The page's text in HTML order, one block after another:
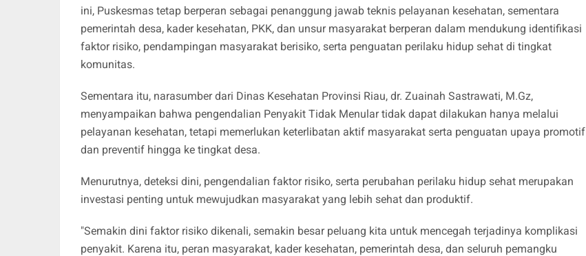
ini, Puskesmas tetap berperan sebagai penanggung jawab teknis pelayanan kesehatan, sementara
pemerintah desa, kader kesehatan, PKK, dan unsur masyarakat berperan dalam mendukung identifikasi
faktor risiko, pendampingan masyarakat berisiko, serta penguatan perilaku hidup sehat di tingkat
komunitas.
Sementara itu, narasumber dari Dinas Kesehatan Provinsi Riau, dr. Zuainah Sastrawati, M.Gz,
menyampaikan bahwa pengendalian Penyakit Tidak Menular tidak dapat dilakukan hanya melalui
pelayanan kesehatan, tetapi memerlukan keterlibatan aktif masyarakat serta penguatan upaya promotif
dan preventif hingga ke tingkat desa.
Menurutnya, deteksi dini, pengendalian faktor risiko, serta perubahan perilaku hidup sehat merupakan
investasi penting untuk mewujudkan masyarakat yang lebih sehat dan produktif.
"Semakin dini faktor risiko dikenali, semakin besar peluang kita untuk mencegah terjadinya komplikasi
penyakit. Karena itu, peran masyarakat, kader kesehatan, pemerintah desa, dan seluruh pemangku